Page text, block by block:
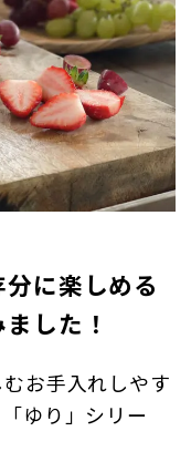
に楽しめる
した！
お手入れしやす
ゆり」シリー